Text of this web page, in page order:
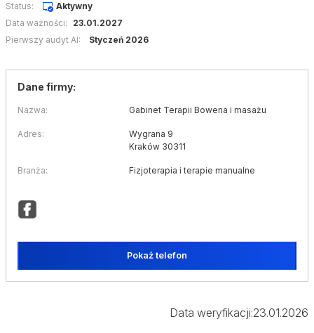
Status:
Aktywny
Data ważności:
23.01.2027
Pierwszy audyt AI:
Styczeń 2026
Dane firmy:
Nazwa: Gabinet Terapii Bowena i masażu
Adres:
Wygrana 9
Kraków 30311
Branża: Fizjoterapia i terapie manualne
Pokaż telefon
Data weryfikacji:23.01.2026